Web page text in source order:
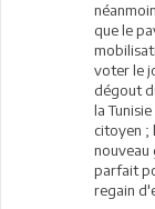
que le
voter le
dégout
la
citoyen ;
nouveau
parfait
regain